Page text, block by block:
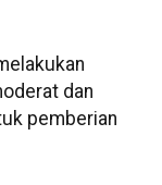
dan
pemberian